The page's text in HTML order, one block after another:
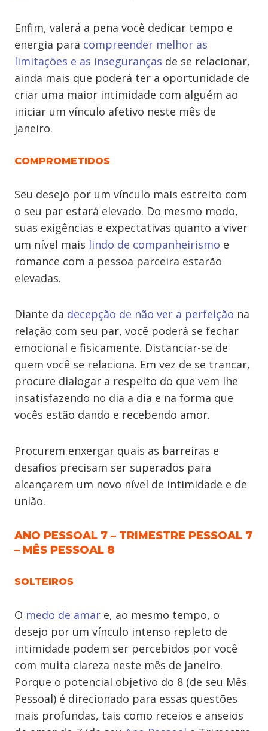
Enfim, valerá a pena você dedicar tempo e
energia para compreender melhor as
limitações e as inseguranças de se relacionar,
ainda mais que poderá ter a oportunidade de
criar uma maior intimidade com alguém ao
iniciar um vínculo afetivo neste mês de
janeiro.
COMPROMETIDOS
Seu desejo por um vínculo mais estreito com
o seu par estará elevado. Do mesmo modo,
suas exigências e expectativas quanto a viver
um nível mais lindo de companheirismo e
romance com a pessoa parceira estarão
elevadas.
Diante da decepção de não ver a perfeição na
relação com seu par, você poderá se fechar
emocional e fisicamente. Distanciar-se de
quem você se relaciona. Em vez de se trancar,
procure dialogar a respeito do que vem lhe
insatisfazendo no dia a dia e na forma que
vocês estão dando e recebendo amor.
Procurem enxergar quais as barreiras e
desafios precisam ser superados para
alcançarem um novo nível de intimidade e de
união.
ANO PESSOAL 7 – TRIMESTRE PESSOAL 7
– MÊS PESSOAL 8
SOLTEIROS
O medo de amar e, ao mesmo tempo, o
desejo por um vínculo intenso repleto de
intimidade podem ser percebidos por você
com muita clareza neste mês de janeiro.
Porque o potencial objetivo do 8 (de seu Mês
Pessoal) é direcionado para essas questões
mais profundas, tais como receios e anseios